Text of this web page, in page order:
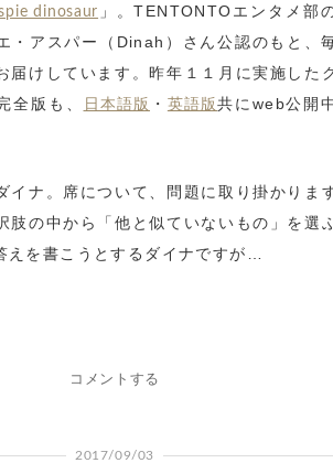
dinosaur 」。TENTONTOエンタメ部
・アスパー（Dinah）さん公認のもと、
届けしています。昨年１１月に実施した
全版も、
日本語版 ・ 英語版共にweb公開
イナ。席について、問題に取り掛かりま
肢の中から「他と似ていないもの」を選
えを書こうとするダイナですが…
コメントする
2017/09/03